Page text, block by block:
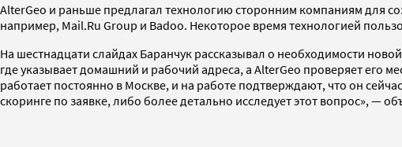
AlterGeo и раньше предлагал технологию сторонним компаниям для
например, Mail.Ru Group и Badoo. Некоторое время технологией
На шестнадцати слайдах Баранчук рассказывал о необходимости
где указывает домашний и рабочий адреса, а AlterGeo проверяет его
работает постоянно в Москве, и на работе подтверждают, что он
скоринге по заявке, либо более детально исследует этот вопрос», —